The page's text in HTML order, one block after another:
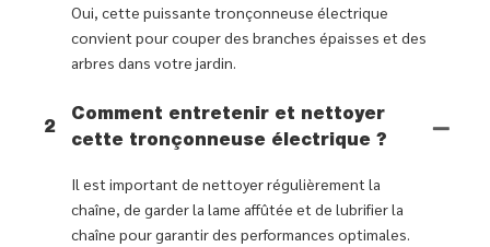
Oui, cette puissante tronçonneuse électrique
convient pour couper des branches épaisses et des
arbres dans votre jardin.
2
Comment entretenir et nettoyer
cette tronçonneuse électrique ?
Il est important de nettoyer régulièrement la
chaîne, de garder la lame affûtée et de lubrifier la
chaîne pour garantir des performances optimales.